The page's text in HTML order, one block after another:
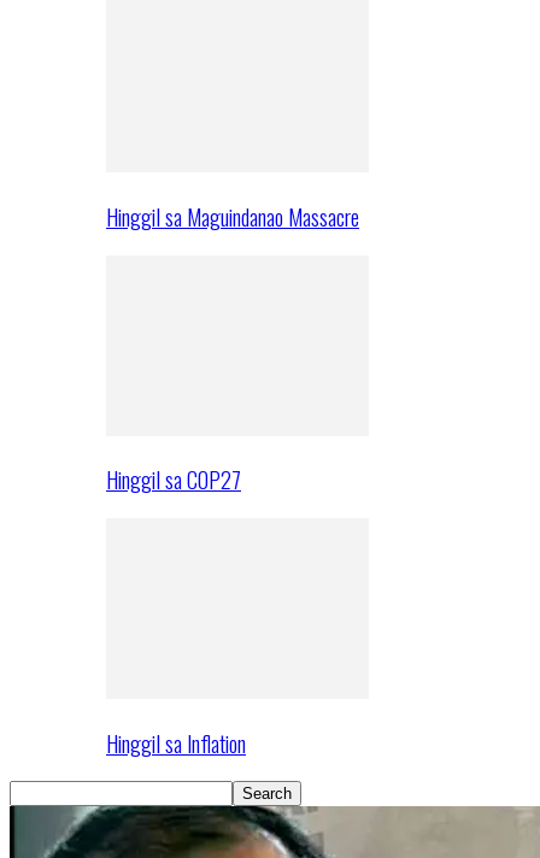
Hinggil sa Maguindanao Massacre
Hinggil sa COP27
Hinggil sa Inflation